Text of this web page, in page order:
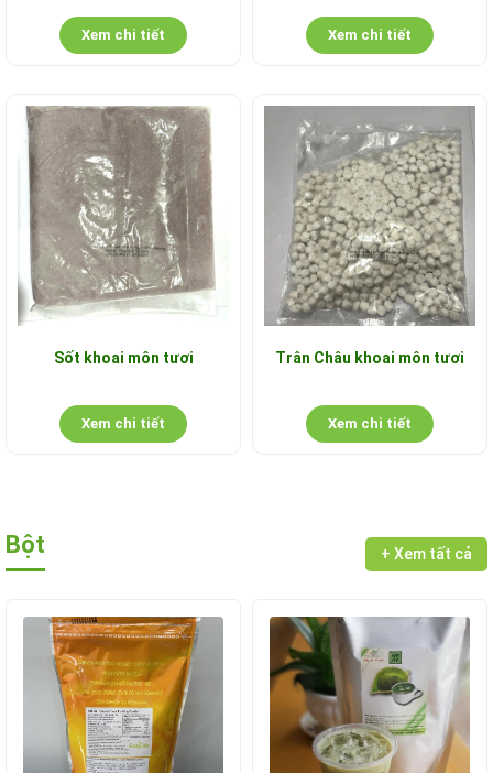
Xem chi tiết Xem chi tiết
Sốt khoai môn tươi
Xem chi tiết
Trân Châu khoai môn tươi
Xem chi tiết
Bột + Xem tất cả